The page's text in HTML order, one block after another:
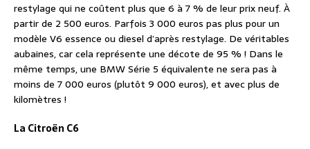
restylage qui ne coûtent plus que 6 à 7 % de leur prix neuf. À
partir de 2 500 euros. Parfois 3 000 euros pas plus pour un
modèle V6 essence ou diesel d’après restylage. De véritables
aubaines, car cela représente une décote de 95 % ! Dans le
même temps, une BMW Série 5 équivalente ne sera pas à
moins de 7 000 euros (plutôt 9 000 euros), et avec plus de
kilomètres !
La Citroën C6